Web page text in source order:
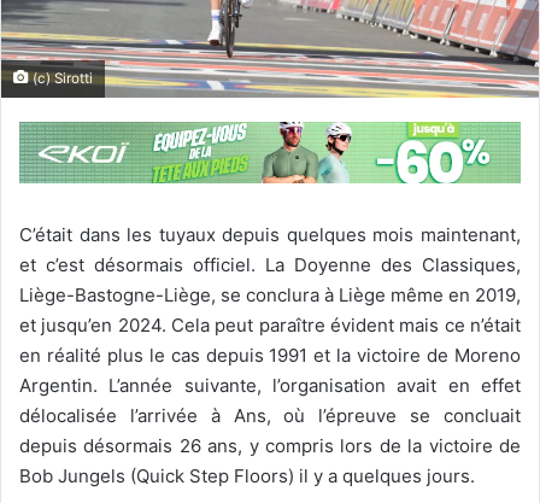
(c) Sirotti
C’était dans les tuyaux depuis quelques mois maintenant,
et c’est désormais officiel. La Doyenne des Classiques,
Liège-Bastogne-Liège, se conclura à Liège même en 2019,
et jusqu’en 2024. Cela peut paraître évident mais ce n’était
en réalité plus le cas depuis 1991 et la victoire de Moreno
Argentin. L’année suivante, l’organisation avait en effet
délocalisée l’arrivée à Ans, où l’épreuve se concluait
depuis désormais 26 ans, y compris lors de la victoire de
Bob Jungels (Quick Step Floors) il y a quelques jours.